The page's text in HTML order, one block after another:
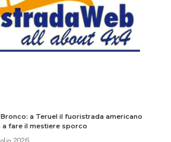
a Teruel il fuoristrada americano
a fare il mestiere sporco